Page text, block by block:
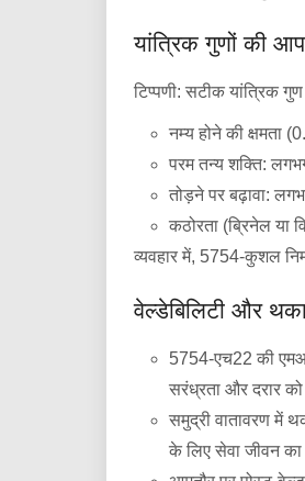
यांत्रिक गुणों की
टिप्पणी: सटीक यांत्रिक
नम्य होने की क्षमता
परम तन्य शक्ति:
तोड़ने पर बढ़ावा:
कठोरता (ब्रिनेल या
व्यवहार में, 5754-कुशल
वेल्डेबिलिटी और
5754-एच22 की
सरंध्रता और दरार
समुद्री वातावरण में
के लिए सेवा जीवन का